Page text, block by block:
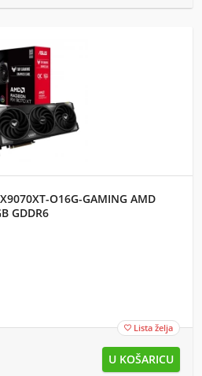
O16G-GAMING AMD
GDDR6
 Lista želja